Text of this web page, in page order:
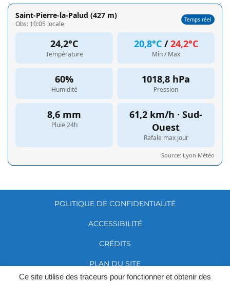
Ce site utilise des traceurs pour fonctionner et obtenir des
POLITIQUE DE CONFIDENTIALITÉ
ACCESSIBILITÉ
CRÉDITS
PLAN DU SITE